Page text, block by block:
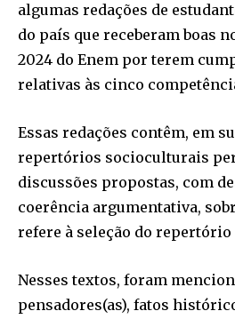
algumas redações de
do país que receberam boas
2024 do Enem por terem
relativas às cinco
Essas redações contêm, em
repertórios socioculturais
discussões propostas, com
coerência argumentativa,
refere à seleção do
Nesses textos, foram
pensadores(as), fatos